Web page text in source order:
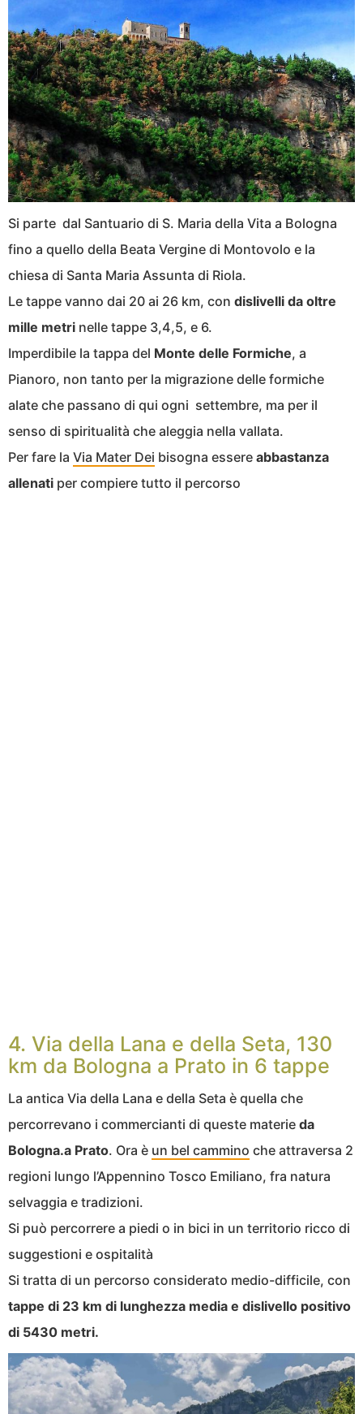
Si parte dal Santuario di S. Maria della Vita a Bologna
fino a quello della Beata Vergine di Montovolo e la
chiesa di Santa Maria Assunta di Riola.
Le tappe vanno dai 20 ai 26 km, con dislivelli da oltre
mille metri nelle tappe 3,4,5, e 6.
Imperdibile la tappa del Monte delle Formiche, a
Pianoro, non tanto per la migrazione delle formiche
alate che passano di qui ogni settembre, ma per il
senso di spiritualità che aleggia nella vallata.
Per fare la Via Mater Dei bisogna essere abbastanza
allenati per compiere tutto il percorso
4. Via della Lana e della Seta, 130
km da Bologna a Prato in 6 tappe
La antica Via della Lana e della Seta è quella che
percorrevano i commercianti di queste materie da
Bologna.a Prato. Ora è un bel cammino che attraversa 2
regioni lungo l’Appennino Tosco Emiliano, fra natura
selvaggia e tradizioni.
Si può percorrere a piedi o in bici in un territorio ricco di
suggestioni e ospitalità
Si tratta di un percorso considerato medio-difficile, con
tappe di 23 km di lunghezza media e dislivello positivo
di 5430 metri.